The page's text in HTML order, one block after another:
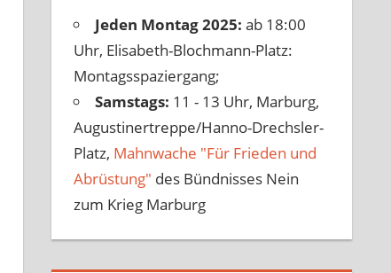
Jeden Montag 2025:ab 18:00
Uhr, Elisabeth-Blochmann-Platz:
Montagsspaziergang;
Samstags: 11 - 13 Uhr, Marburg,
Augustinertreppe/Hanno-Drechsler-
Platz, Mahnwache "Für Frieden und
Abrüstung" des Bündnisses Nein
zum Krieg Marburg